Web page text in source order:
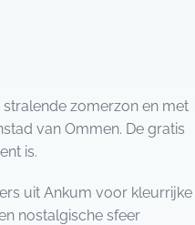
zomerzon en met
van Ommen. De gratis
is.
uit Ankum voor kleurrijke
nostalgische sfeer